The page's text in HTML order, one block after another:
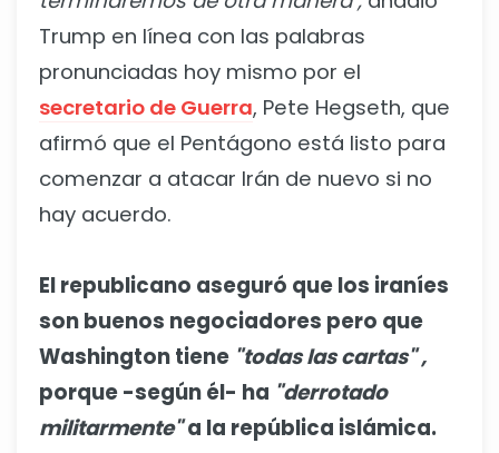
Trump en línea con las palabras
pronunciadas hoy mismo por el
secretario de Guerra, Pete Hegseth, que
afirmó que el Pentágono está listo para
comenzar a atacar Irán de nuevo si no
hay acuerdo.
El republicano aseguró que los iraníes
son buenos negociadores pero que
Washington tiene "todas las cartas" ,
porque -según él- ha "derrotado
militarmente"a la república islámica.